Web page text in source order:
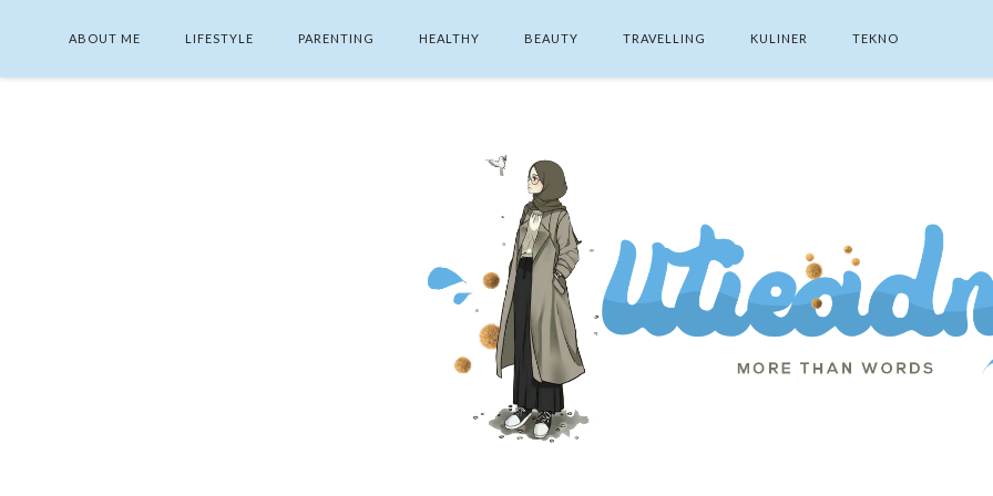
ABOUT ME LIFESTYLE PARENTING HEALTHY BEAUTY TRAVELLING KULINER TEKNO
SEARCH THIS BLOG